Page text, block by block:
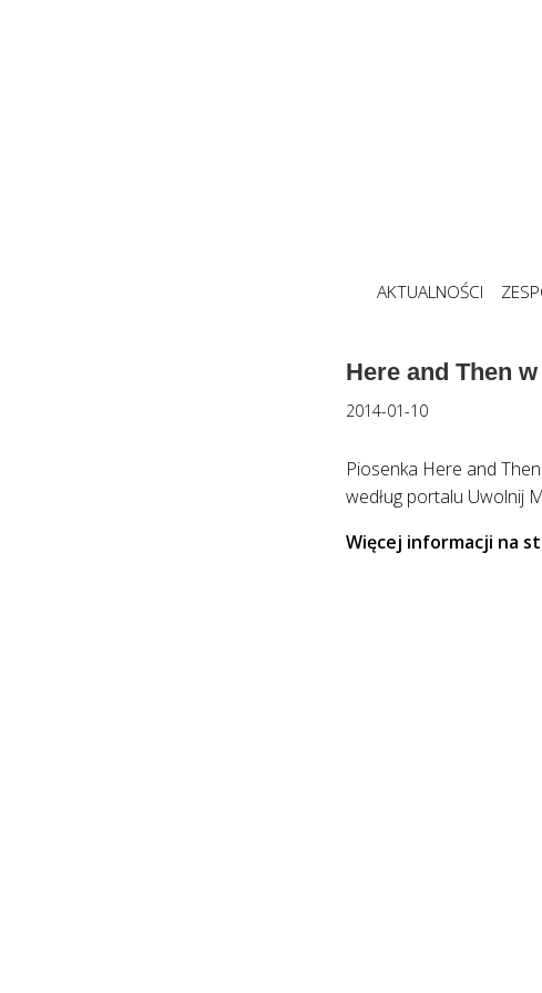
AKTUALNOŚCI
Here and Then
2014-01-10
Piosenka Here and
według portalu Uwolnij
Więcej informacji na